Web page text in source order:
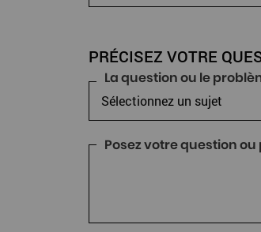
PRÉCISEZ VOTRE
La question ou le
Posez votre question